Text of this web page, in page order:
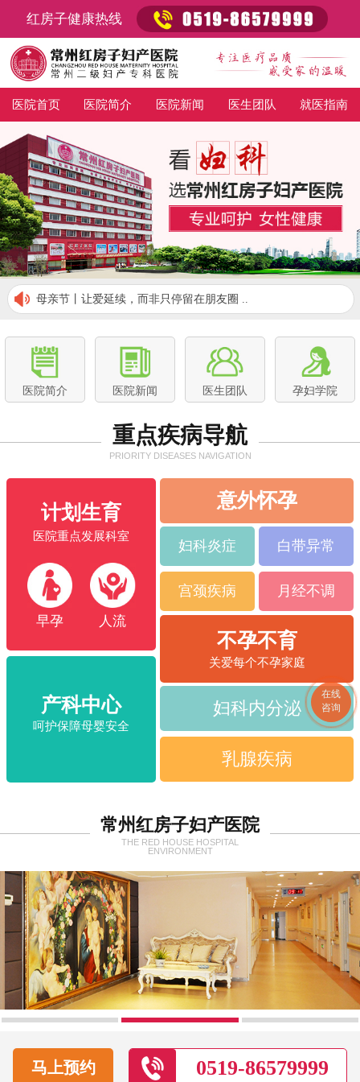
红房子健康热线
医院首页 医院简介 医院新闻 医生团队 就医指南
母亲节丨让爱延续，而非只停留在朋友圈 ..
终于来了！卫健委公布首批913家无痛分娩..
2019年4月 常州红房子妇产医院春季胎教..
展员工风采、现文化魅力 ▏大友医疗第三..
医院简介 医院新闻 医生团队 孕妇学院
重点疾病导航
PRIORITY DISEASES NAVIGATION
计划生育
医院重点发展科室
早孕 人流
意外怀孕
妇科炎症 白带异常
宫颈疾病 月经不调
产科中心
呵护保障母婴安全
不孕不育
关爱每个不孕家庭
妇科内分泌
乳腺疾病
常州红房子妇产医院
THE RED HOUSE HOSPITAL
ENVIRONMENT
马上预约 0519-86579999
在线
咨询